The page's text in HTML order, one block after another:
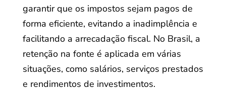
garantir que os impostos sejam pagos de
forma eficiente, evitando a inadimplência e
facilitando a arrecadação fiscal. No Brasil, a
retenção na fonte é aplicada em várias
situações, como salários, serviços prestados
e rendimentos de investimentos.